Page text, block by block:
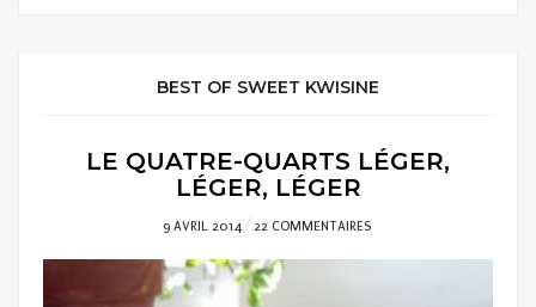
BEST OF SWEET KWISINE
LE QUATRE-QUARTS LÉGER,
LÉGER, LÉGER
POSTED
9 AVRIL 2014 22 COMMENTAIRES